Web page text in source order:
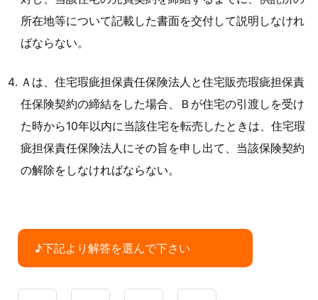
所在地等について記載した書面を交付して説明しなけれ
ばならない。
Ａは、住宅瑕疵担保責任保険法人と住宅販売瑕疵担保責
任保険契約の締結をした場合、Ｂが住宅の引渡しを受け
た時から10年以内に当該住宅を転売したときは、住宅瑕
疵担保責任保険法人にその旨を申し出て、当該保険契約
の解除をしなければならない。
♪下記より解答を選んで下さい